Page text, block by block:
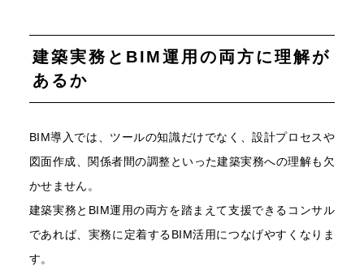
建築実務とBIM運用の両方に理解が
あるか
BIM導入では、ツールの知識だけでなく、設計プロセスや
図面作成、関係者間の調整といった建築実務への理解も欠
かせません。
建築実務とBIM運用の両方を踏まえて支援できるコンサル
であれば、実務に定着するBIM活用につなげやすくなりま
す。